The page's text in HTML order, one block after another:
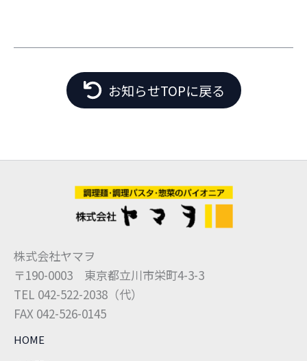
お知らせTOPに戻る
株式会社ヤマヲ
〒190-0003 東京都立川市栄町4-3-3
TEL 042-522-2038（代）
FAX 042-526-0145
HOME